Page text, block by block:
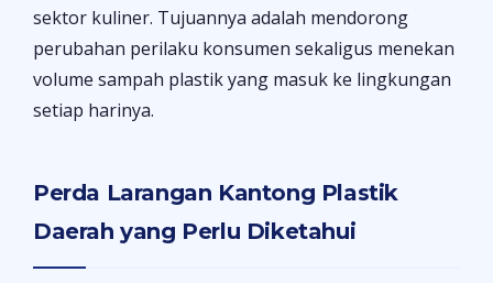
sektor kuliner. Tujuannya adalah mendorong
perubahan perilaku konsumen sekaligus menekan
volume sampah plastik yang masuk ke lingkungan
setiap harinya.
Perda Larangan Kantong Plastik
Daerah yang Perlu Diketahui